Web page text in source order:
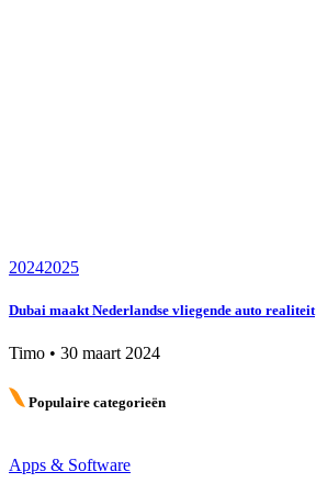
20242025
Dubai maakt Nederlandse vliegende auto realiteit
Timo • 30 maart 2024
Populaire categorieën
Apps & Software